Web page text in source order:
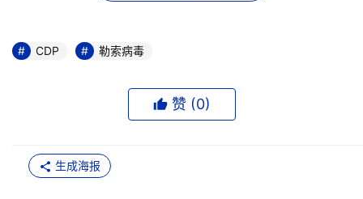
据 防范勒索病毒，应该从两个维度分析： 一是防范抵抗病
和应用补丁及时更新和修正。 二是系统和文件等被病毒感
染后，如何快速恢复数据和业务，以前是需要事先对系统和
保护。 备份是一种传统的备份方式，可以分为定期备份和
CDP 勒索病毒
赞 (0)
生成海报